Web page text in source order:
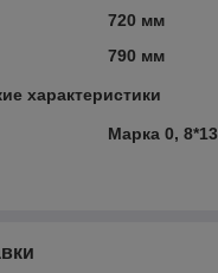
720 мм
790 мм
характеристики
Марка 0, 8*13